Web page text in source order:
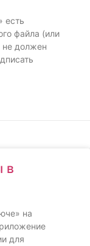
есть
файла (или
не должен
в
на
для